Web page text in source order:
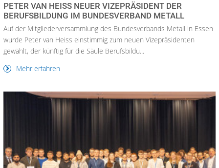
PETER VAN HEISS NEUER VIZEPRÄSIDENT DER
BERUFSBILDUNG IM BUNDESVERBAND METALL
Auf der Mitgliederversammlung des Bundesverbands Metall in Essen
wurde Peter van Heiss einstimmig zum neuen Vizepräsidenten
gewählt, der künftig für die Säule Berufsbildu...
Mehr erfahren